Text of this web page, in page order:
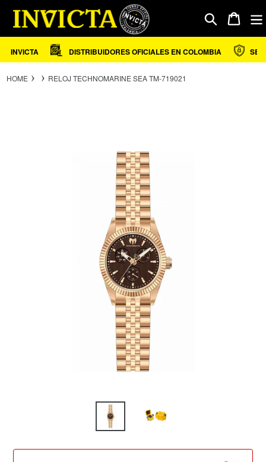
directamente
contenido
Buscar Carrito
DISTRIBUIDORES OFICIALES EN COLOMBIA
HOME RELOJ TECHNOMARINE SEA TM-719021